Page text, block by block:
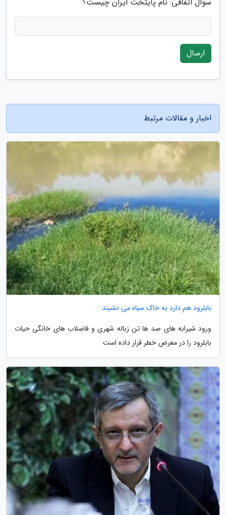
ارسال
اخبار و مقالات مرتبط
بابلرود هم دارد به خاک سیاه می نشیند
ورود شیرابه های صد ها تن زباله شهری و فاضلاب های خانگی حیات
بابلرود را در معرض خطر قرار داده است